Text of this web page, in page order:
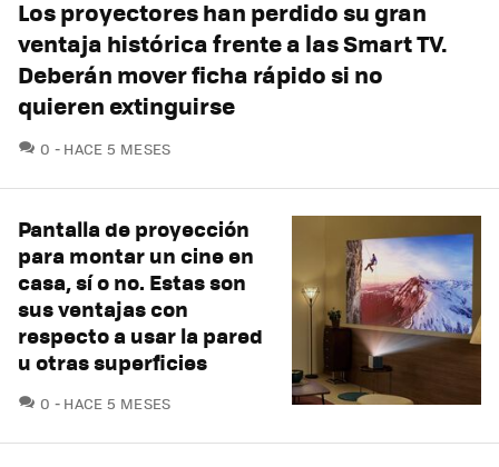
Los proyectores han perdido su gran
ventaja histórica frente a las Smart TV.
Deberán mover ficha rápido si no
quieren extinguirse
0 COMENTARIOS
HACE 5 MESES
Pantalla de proyección
para montar un cine en
casa, sí o no. Estas son
sus ventajas con
respecto a usar la pared
u otras superficies
0 COMENTARIOS
HACE 5 MESES